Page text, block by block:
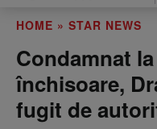
HOME » STAR NEWS
Condamnat
închisoare,
fugit de